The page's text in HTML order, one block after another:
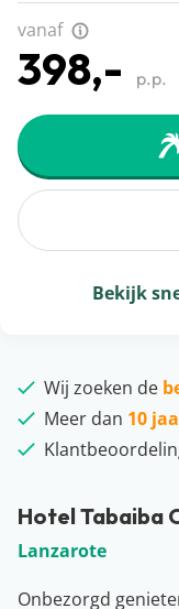
Hotel Tabaiba
Lanzarote
Onbezorgd
vanaf
398,- p.p.
Bekijk
Wij zoeken de
Meer dan 10